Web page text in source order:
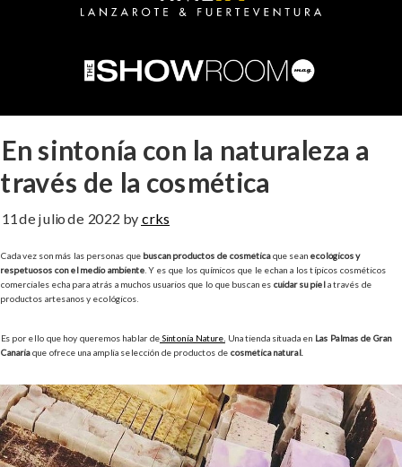
En sintonía con la naturaleza a
través de la cosmética
11 de julio de 2022 by crks
Cada vez son más las personas que buscan productos de cosméticaque sean ecológicos y
respetuosos con el medio ambiente . Y es que los químicos que le echan a los típicos cosméticos
comerciales echa para atrás a muchos usuarios que lo que buscan es cuidar su piela través de
productos artesanos y ecológicos.
Es por ello que hoy queremos hablar de Sintonía Nature. Una tienda situada en Las Palmas de Gran
Canariaque ofrece una amplia selección de productos de cosmética natural.